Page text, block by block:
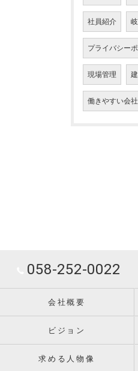
社員紹介
プライバシー
現場管理
働きやすい会社
058-252-0022
会社概要
ビジョン
求める人物像